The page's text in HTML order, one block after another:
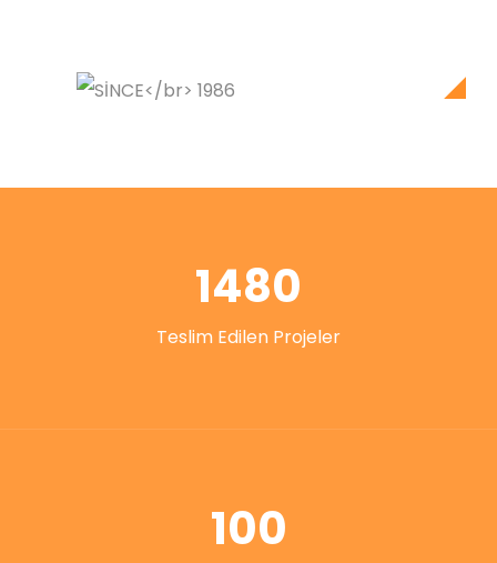
1480
Teslim Edilen Projeler
100